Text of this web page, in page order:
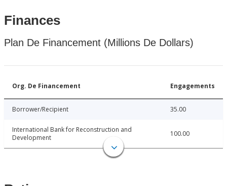
Finances
Plan De Financement (Millions De Dollars)
Org. De Financement Engagements
Borrower/Recipient 35.00
International Bank for Reconstruction and
Development
100.00